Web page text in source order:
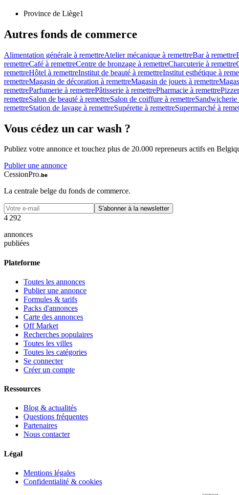
Province de Liège1
Autres fonds de commerce
Alimentation générale à remettreAtelier mécanique à remettreBar à remettre
remettreCafé à remettreCentre de bronzage à remettreCharcuterie à remettre
remettreHôtel à remettreInstitut de beauté à remettreInstitut esthétique à
remettreMagasin de décoration à remettreMagasin de jouets à remettre
remettreParfumerie à remettrePâtisserie à remettrePharmacie à remettre
remettreSalon de beauté à remettreSalon de coiffure à remettreSandwicherie
remettreStation de lavage à remettreSupérette à remettreSupermarché à
Vous cédez un car wash ?
Publiez votre annonce et touchez plus de 20.000 repreneurs actifs en
Publier une annonce
CessionPro.be
La centrale belge du fonds de commerce.
S'abonner à la newsletter
4292
annonces
publiées
Plateforme
Toutes les annonces
Publier une annonce
Formules & tarifs
Packs d'annonces
Carte des annonces
Off Market
Recherches populaires
Toutes les villes
Toutes les catégories
Se connecter
Créer un compte
Ressources
Blog & actualités
Questions fréquentes
Partenaires
Nous contacter
Légal
Mentions légales
Confidentialité & cookies